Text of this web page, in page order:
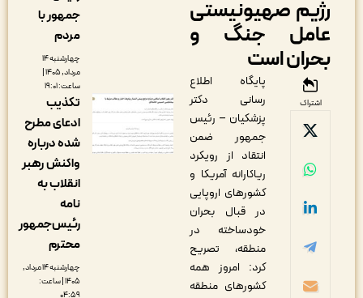
صهیونیستی
جنگ و
است
پایگاه اطلاع
رسانی دکتر
پزشکیان – رئیس
جمهور ضمن
انتقاد از رویکرد
ریاکارانه آمریکا و
کشورهای اروپایی
در قبال بحران
خودساخته در
منطقه،‌ تصریح
کرد‌: امروز همه
کشورهای منطقه
جمهور با
چهارشنبه ۱۴
مرداد, ۱۴۰۵ |
تکذیب
ادعای مطرح
شده درباره
واکنش رهبر
انقلاب به
رئیس‌جمهور
چهارشنبه ۱۴ مرداد,
۱۴۰۵ | ساعت: